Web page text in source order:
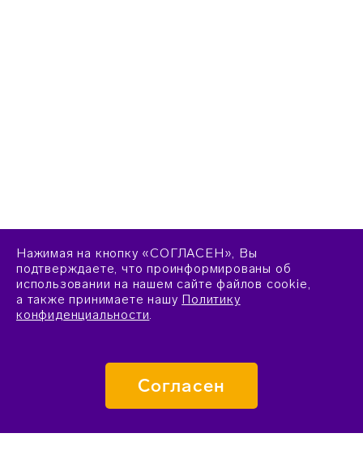
Нажимая на кнопку «СОГЛАСЕН», Вы
подтверждаете, что проинформированы об
использовании на нашем сайте файлов cookie,
а также принимаете нашу Политику
конфиденциальности.
Согласен